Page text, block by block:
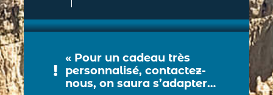
« Pour un cadeau très
personnalisé, contactez-
nous, on saura s’adapter…